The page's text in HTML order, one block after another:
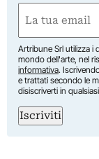
First
(Required)
Artribune Srl utilizza i
mondo dell'arte, nel
informativa.
e trattati secondo le
disiscriverti in
Iscriviti